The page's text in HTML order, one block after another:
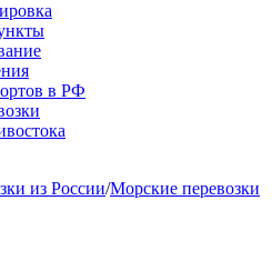
в РФ
из России/Морские перевозки